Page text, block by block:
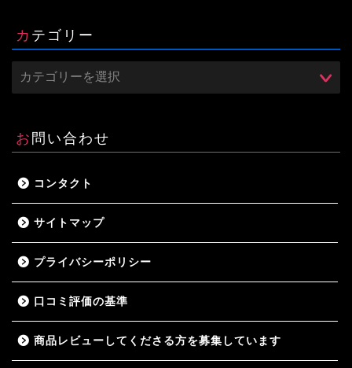
カテゴリー
お問い合わせ
コンタクト
サイトマップ
プライバシーポリシー
口コミ評価の基準
商品レビューしてくださる方を募集しています